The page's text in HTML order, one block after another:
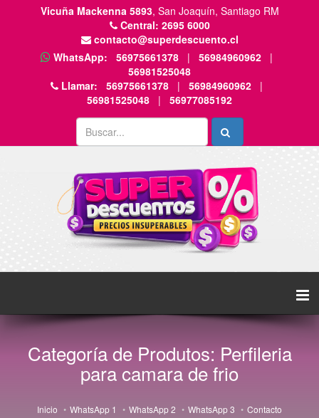
Vicuña Mackenna 5893, San Joaquín, Santiago RM
Central: 2695 6000
contacto@superdescuento.cl
WhatsApp:
56975661378 | 56984960962
|
56981525048
Llamar:
56975661378 | 56984960962
|
56981525048
| 56977085192
Categoría de Produtos: Perfileria
para camara de frio
Inicio WhatsApp 1 WhatsApp 2 WhatsApp 3 Contacto